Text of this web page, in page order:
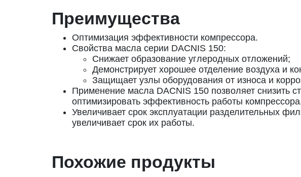
Преимущества
Оптимизация эффективности компрессора.
Свойства масла серии DACNIS 150:
Снижает образование углеродных отложений;
Демонстрирует хорошее отделение воздуха и
Защищает узлы оборудования от износа и
Применение масла DACNIS 150 позволяет снизить
оптимизировать эффективность работы
Увеличивает срок эксплуатации разделительных
увеличивает срок их работы.
Похожие продукты